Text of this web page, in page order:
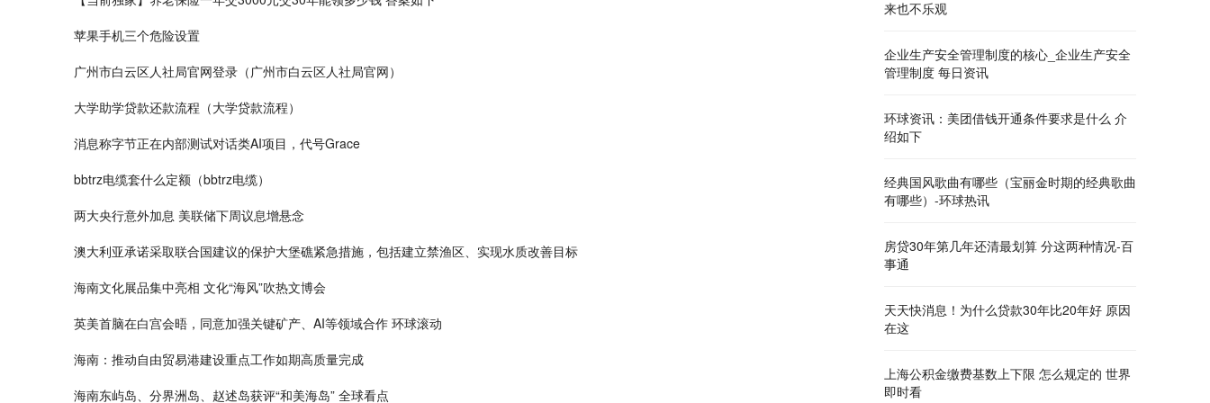
苹果手机三个危险设置
广州市白云区人社局官网登录（广州市白云区人社局官网）
大学助学贷款还款流程（大学贷款流程）
消息称字节正在内部测试对话类AI项目，代号Grace
bbtrz电缆套什么定额（bbtrz电缆）
两大央行意外加息 美联储下周议息增悬念
澳大利亚承诺采取联合国建议的保护大堡礁紧急措施，包括建立禁渔区、实现水质改善目标
海南文化展品集中亮相 文化“海风”吹热文博会
英美首脑在白宫会晤，同意加强关键矿产、AI等领域合作 环球滚动
海南：推动自由贸易港建设重点工作如期高质量完成
海南东屿岛、分界洲岛、赵述岛获评“和美海岛” 全球看点
来也不乐观
企业生产安全管理制度的核心_企业生产安全
管理制度 每日资讯
环球资讯：美团借钱开通条件要求是什么 介
绍如下
经典国风歌曲有哪些（宝丽金时期的经典歌曲
有哪些）-环球热讯
房贷30年第几年还清最划算 分这两种情况-百
事通
天天快消息！为什么贷款30年比20年好 原因
在这
上海公积金缴费基数上下限 怎么规定的 世界
即时看